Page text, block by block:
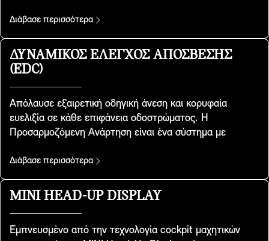
γνώμονα μια ειδική γεωμετρία, διαθέτουν ενσωματωμένα
προσκέφαλα και παρέχουν πρόσθετη πλευρική στήριξη
όταν απολαμβάνεις τη θρυλική οδική συμπεριφορά MINI
στις στροφές. Περιλαμβάνονται στις εκδόσεις
Διάβασε περισσότερα
ΔΥΝΑΜΙΚΌΣ ΈΛΕΓΧΟΣ ΑΠΌΣΒΕΣΗΣ
(EDC)
Απόλαυσε εξαιρετική οδηγική άνεση και κορυφαία
ευελιξία σε κάθε επιφάνεια οδοστρώματος. Η
Προσαρμοζόμενη Ανάρτηση είναι ένα σύστημα με
επηρεάζουν την οδική συμπεριφορά του MINI σου. Με
την συνεχή απόσβεση επιλεκτικής συχνότητας, οι
ρυθμίσεις των αμορτισέρ προσαρμόζονται ανάλογα με
επιτυγχάνεται μια άριστη ισορροπία μεταξύ σπορ
Διάβασε περισσότερα
MINI HEAD-UP DISPLAY
Εμπνευσμένο από την τεχνολογία cockpit μαχητικών